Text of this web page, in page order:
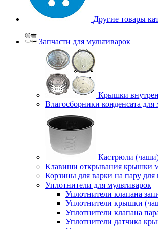
Другие товары
Запчасти для мультиварок
Крышки
Влагосборники конденсата для
Кастрюли
Клавиши открывания крышки
Корзины для варки на пару для
Уплотнители для мультиварок
Уплотнители клапана
Уплотнители крышки
Уплотнители клапана
Уплотнители датчика